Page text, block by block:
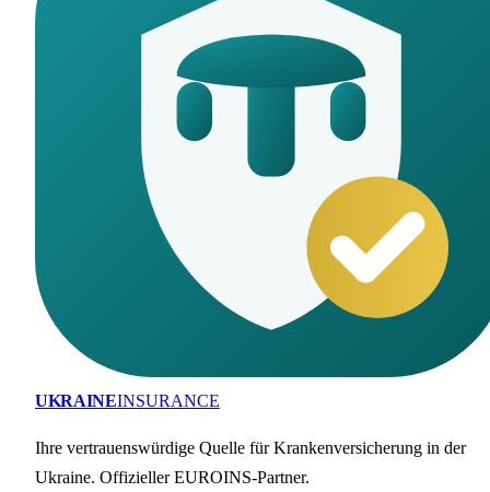
UKRAINEINSURANCE
Ihre vertrauenswürdige Quelle für Krankenversicherung in der
Ukraine. Offizieller EUROINS-Partner.